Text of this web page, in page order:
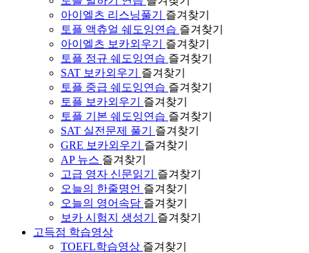
아이엘츠 리스닝풀기
즐겨찾기
토플 액츄얼 쉐도잉연습 즐겨찾기
아이엘츠 보카외우기
즐겨찾기
토플 정규 쉐도잉연습 즐겨찾기
SAT 보카외우기
즐겨찾기
토플 중급 쉐도잉연습 즐겨찾기
토플 보카외우기
즐겨찾기
토플 기본 쉐도잉연습 즐겨찾기
SAT 실전문제 풀기
즐겨찾기
GRE 보카외우기
즐겨찾기
AP 뉴스 즐겨찾기
고급 영자 신문읽기
즐겨찾기
오늘의 한줄명언 즐겨찾기
오늘의 영어속담 즐겨찾기
보카 시험지 생성기
즐겨찾기
고득점 학습영상
TOEFL학습영상 즐겨찾기